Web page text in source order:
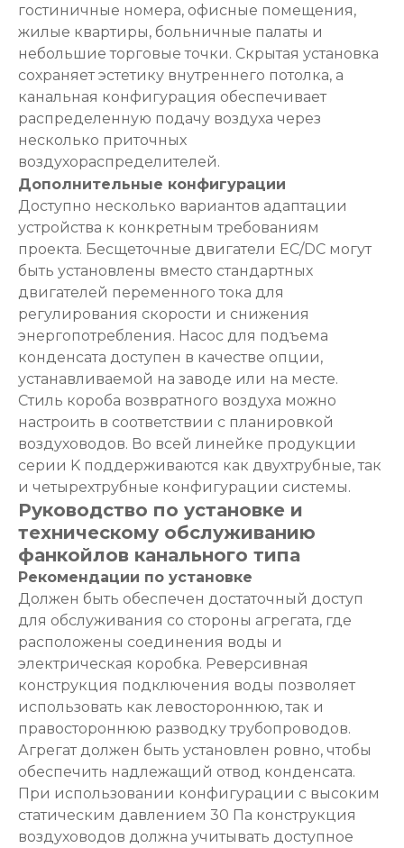
гостиничные номера, офисные помещения,
жилые квартиры, больничные палаты и
небольшие торговые точки. Скрытая установка
сохраняет эстетику внутреннего потолка, а
канальная конфигурация обеспечивает
распределенную подачу воздуха через
несколько приточных
воздухораспределителей.
Дополнительные конфигурации
Доступно несколько вариантов адаптации
устройства к конкретным требованиям
проекта. Бесщеточные двигатели EC/DC могут
быть установлены вместо стандартных
двигателей переменного тока для
регулирования скорости и снижения
энергопотребления. Насос для подъема
конденсата доступен в качестве опции,
устанавливаемой на заводе или на месте.
Стиль короба возвратного воздуха можно
настроить в соответствии с планировкой
воздуховодов. Во всей линейке продукции
серии K поддерживаются как двухтрубные, так
и четырехтрубные конфигурации системы.
Руководство по установке и
техническому обслуживанию
фанкойлов канального типа
Рекомендации по установке
Должен быть обеспечен достаточный доступ
для обслуживания со стороны агрегата, где
расположены соединения воды и
электрическая коробка. Реверсивная
конструкция подключения воды позволяет
использовать как левостороннюю, так и
правостороннюю разводку трубопроводов.
Агрегат должен быть установлен ровно, чтобы
обеспечить надлежащий отвод конденсата.
При использовании конфигурации с высоким
статическим давлением 30 Па конструкция
воздуховодов должна учитывать доступное